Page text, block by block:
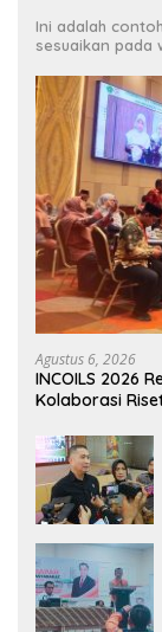
Ini adalah
sesuaikan pada
Agustus 6, 2026
INCOILS 2026
Kolaborasi